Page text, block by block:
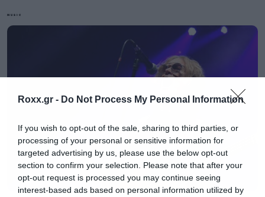
Roxx.gr - Do Not Process My Personal Information
If you wish to opt-out of the sale, sharing to third parties, or
processing of your personal or sensitive information for
targeted advertising by us, please use the below opt-out
section to confirm your selection. Please note that after your
opt-out request is processed you may continue seeing
interest-based ads based on personal information utilized by
Η πρώτη γεύση από το The End, So Far ήρθε
πέρυσι τον Νοέμβριο με το Chapeltown Rag και
το δεύτερο single με τίτλο The Dying Song ήρθε
Release Athens. Το Yen κυκλοφόρησε λίγες
δούμε ποιο θα είναι το τελικό single.
“The End, So Far”track listing:
MUSIC